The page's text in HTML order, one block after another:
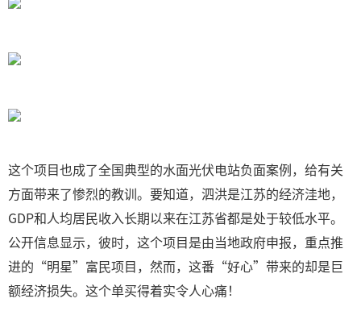
这个项目也成了全国典型的水面光伏电站负面案例，给有关
方面带来了惨烈的教训。要知道，泗洪是江苏的经济洼地，
GDP和人均居民收入长期以来在江苏省都是处于较低水平。
公开信息显示，彼时，这个项目是由当地政府申报，重点推
进的“明星”富民项目，然而，这番“好心”带来的却是巨
额经济损失。这个单买得着实令人心痛！